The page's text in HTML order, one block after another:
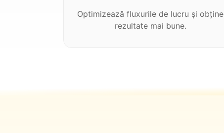
Optimizează fluxurile de lucru și obține
rezultate mai bune.